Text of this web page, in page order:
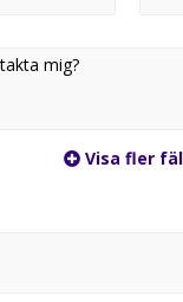
Visa fler